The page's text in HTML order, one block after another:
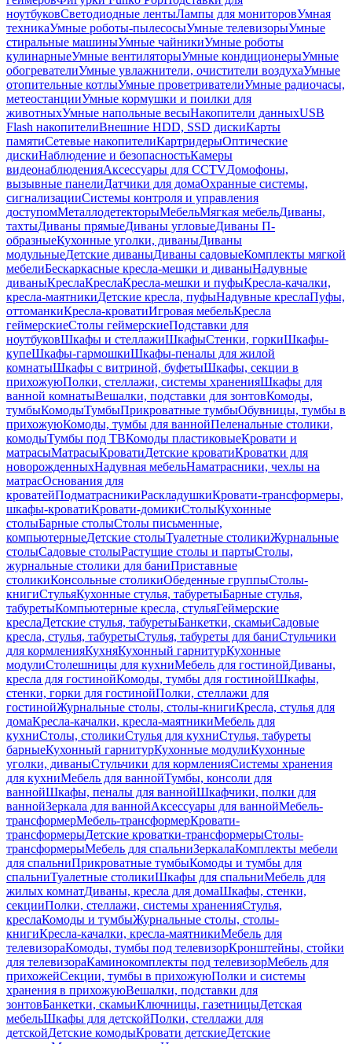
ноутбуковСветодиодные лентыЛампы для мониторовУмная
техникаУмные роботы-пылесосыУмные телевизорыУмные
стиральные машиныУмные чайникиУмные роботы
кулинарныеУмные вентиляторыУмные кондиционерыУмные
обогревателиУмные увлажнители, очистители воздухаУмные
отопительные котлыУмные проветривателиУмные радиочасы,
метеостанцииУмные кормушки и поилки для
животныхУмные напольные весыНакопители данныхUSB
Flash накопителиВнешние HDD, SSD дискиКарты
памятиСетевые накопителиКартридерыОптические
дискиНаблюдение и безопасностьКамеры
видеонаблюденияАксессуары для CCTVДомофоны,
вызывные панелиДатчики для домаОхранные системы,
сигнализацииСистемы контроля и управления
доступомМеталлодетекторыМебельМягкая мебельДиваны,
тахтыДиваны прямыеДиваны угловыеДиваны П-
образныеКухонные уголки, диваныДиваны
модульныеДетские диваныДиваны садовыеКомплекты мягкой
мебелиБескаркасные кресла-мешки и диваныНадувные
диваныКреслаКреслаКресла-мешки и пуфыКресла-качалки,
кресла-маятникиДетские кресла, пуфыНадувные креслаПуфы,
оттоманкиКресла-кроватиИгровая мебельКресла
геймерскиеСтолы геймерскиеПодставки для
ноутбуковШкафы и стеллажиШкафыСтенки, горкиШкафы-
купеШкафы-гармошкиШкафы-пеналы для жилой
комнатыШкафы с витриной, буфетыШкафы, секции в
прихожуюПолки, стеллажи, системы храненияШкафы для
ванной комнатыВешалки, подставки для зонтовКомоды,
тумбыКомодыТумбыПрикроватные тумбыОбувницы, тумбы в
прихожуюКомоды, тумбы для ваннойПеленальные столики,
комодыТумбы под ТВКомоды пластиковыеКровати и
матрасыМатрасыКроватиДетские кроватиКроватки для
новорожденныхНадувная мебельНаматрасники, чехлы на
матрасОснования для
кроватейПодматрасникиРаскладушкиКровати-трансформеры,
шкафы-кроватиКровати-домикиСтолыКухонные
столыБарные столыСтолы письменные,
компьютерныеДетские столыТуалетные столикиЖурнальные
столыСадовые столыРастущие столы и партыСтолы,
журнальные столики для баниПриставные
столикиКонсольные столикиОбеденные группыСтолы-
книгиСтульяКухонные стулья, табуретыБарные стулья,
табуретыКомпьютерные кресла, стульяГеймерские
креслаДетские стулья, табуретыБанкетки, скамьиСадовые
кресла, стулья, табуретыСтулья, табуреты для баниСтульчики
для кормленияКухняКухонный гарнитурКухонные
модулиСтолешницы для кухниМебель для гостинойДиваны,
кресла для гостинойКомоды, тумбы для гостинойШкафы,
стенки, горки для гостинойПолки, стеллажи для
гостинойЖурнальные столы, столы-книгиКресла, стулья для
домаКресла-качалки, кресла-маятникиМебель для
кухниСтолы, столикиСтулья для кухниСтулья, табуреты
барныеКухонный гарнитурКухонные модулиКухонные
уголки, диваныСтульчики для кормленияСистемы хранения
для кухниМебель для ваннойТумбы, консоли для
ваннойШкафы, пеналы для ваннойШкафчики, полки для
ваннойЗеркала для ваннойАксессуары для ваннойМебель-
трансформерМебель-трансформерКровати-
трансформерыДетские кроватки-трансформерыСтолы-
трансформерыМебель для спальниЗеркалаКомплекты мебели
для спальниПрикроватные тумбыКомоды и тумбы для
спальниТуалетные столикиШкафы для спальниМебель для
жилых комнатДиваны, кресла для домаШкафы, стенки,
секцииПолки, стеллажи, системы храненияСтулья,
креслаКомоды и тумбыЖурнальные столы, столы-
книгиКресла-качалки, кресла-маятникиМебель для
телевизораКомоды, тумбы под телевизорКронштейны, стойки
для телевизораКаминокомплекты под телевизорМебель для
прихожейСекции, тумбы в прихожуюПолки и системы
хранения в прихожуюВешалки, подставки для
зонтовБанкетки, скамьиКлючницы, газетницыДетская
мебельШкафы для детскойПолки, стеллажи для
детскойДетские комодыКровати детскиеДетские